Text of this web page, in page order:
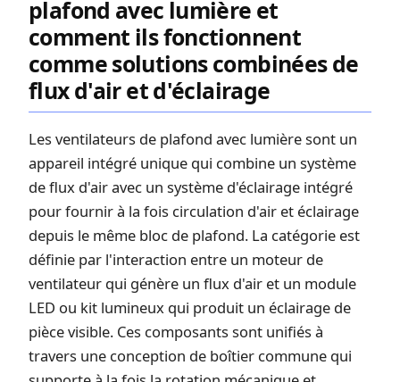
plafond avec lumière et
comment ils fonctionnent
comme solutions combinées de
flux d'air et d'éclairage
Les ventilateurs de plafond avec lumière sont un
appareil intégré unique qui combine un système
de flux d'air avec un système d'éclairage intégré
pour fournir à la fois circulation d'air et éclairage
depuis le même bloc de plafond. La catégorie est
définie par l'interaction entre un moteur de
ventilateur qui génère un flux d'air et un module
LED ou kit lumineux qui produit un éclairage de
pièce visible. Ces composants sont unifiés à
travers une conception de boîtier commune qui